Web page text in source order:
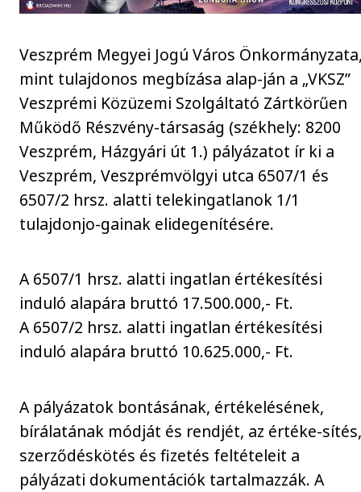
Veszprém Megyei Jogú Város
mint tulajdonos megbízása alap-ján a „VKSZ”
Veszprémi Közüzemi Szolgáltató Zártkörűen
Működő Részvény-társaság (székhely: 8200
Veszprém, Házgyári út 1.) pályázatot ír ki a
Veszprém, Veszprémvölgyi utca 6507/1 és
6507/2 hrsz. alatti telekingatlanok 1/1
tulajdonjo-gainak elidegenítésére.
A 6507/1 hrsz. alatti ingatlan értékesítési
induló alapára bruttó 17.500.000,- Ft.
A 6507/2 hrsz. alatti ingatlan értékesítési
induló alapára bruttó 10.625.000,- Ft.
A pályázatok bontásának, értékelésének,
bírálatának módját és rendjét, az értéke-
szerződéskötés és fizetés feltételeit a
pályázati dokumentációk tartalmazzák. A